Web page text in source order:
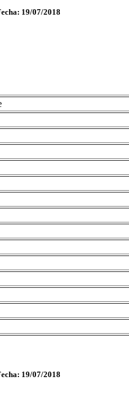
19/07/2018
19/07/2018